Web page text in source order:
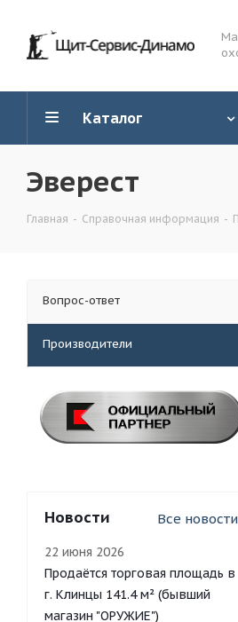
Каталог
Эверест
Главная - Справочная информация -
Вопрос-ответ
Производители
Новости Все новости
22 июня 2026
Продаётся торговая площадь в
г. Клинцы 141.4 м² (бывший
магазин "ОРУЖИЕ")